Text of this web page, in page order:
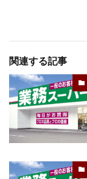
関連する記事